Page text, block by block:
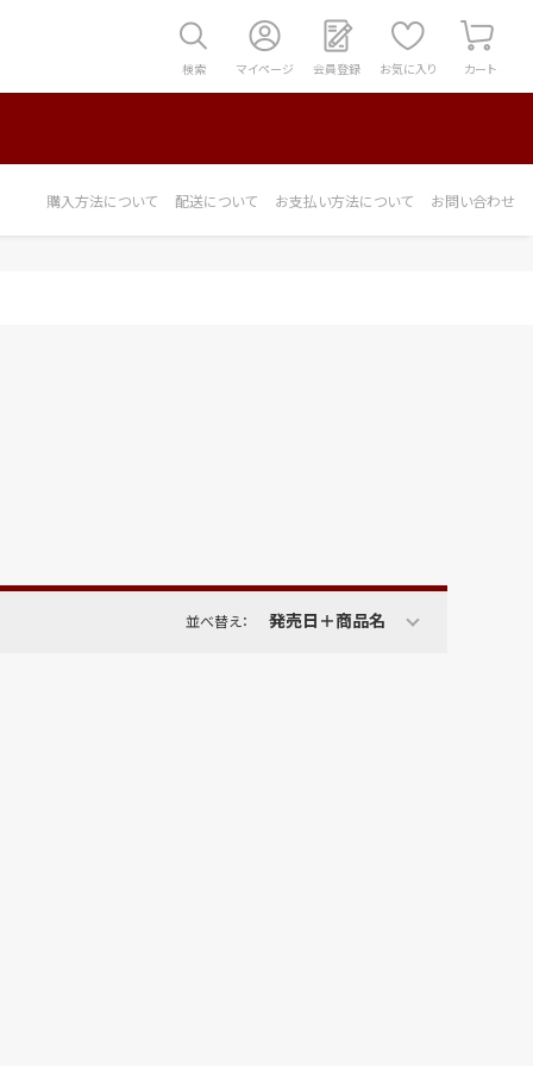
検索 マイページ 会員登録 お気に入り カート
購入方法について 配送について お支払い方法について お問い合わせ
並べ替え： 発売日＋商品名